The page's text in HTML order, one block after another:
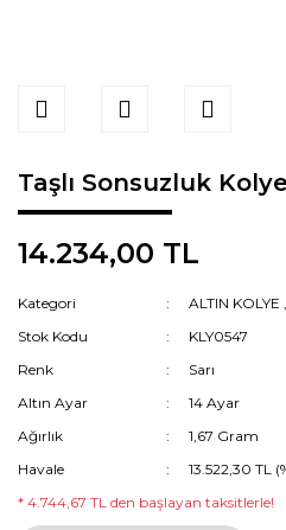
Taşlı Sonsuzluk
14.234,00 TL
Kategori ALTIN KOLYE
Stok Kodu
KLY0547
Renk
Sarı
Altın Ayar
14 Ayar
Ağırlık
1,67 Gram
Havale
13.522,30 TL
* 4.744,67 TL den başlayan taksitlerle!